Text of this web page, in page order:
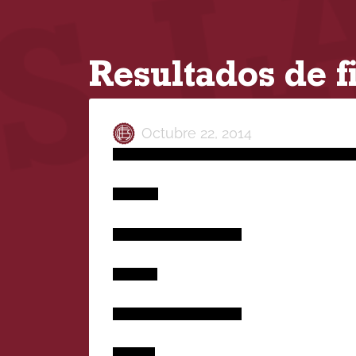
Resultados de
Octubre 22, 2014